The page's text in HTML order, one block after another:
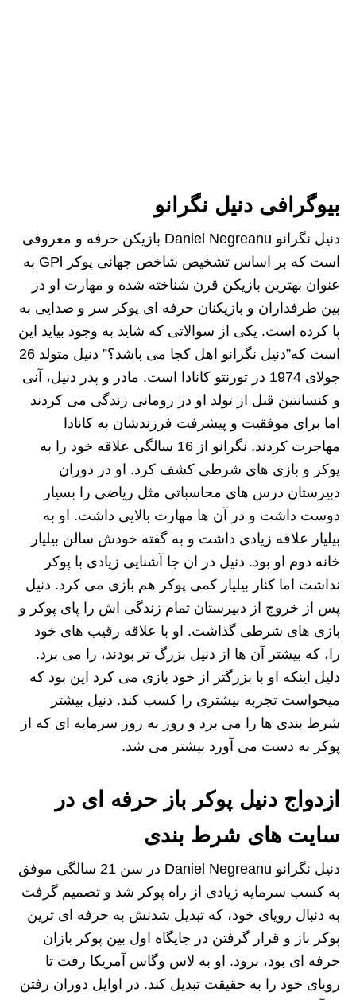
بیوگرافی دنیل نگرانو
دنیل نگرانو Daniel Negreanu بازیکن حرفه و معروفی
است که بر اساس تشخیص شاخص جهانی پوکر GPl به
عنوان بهترین بازیکن قرن شناخته شده و مهارت او در
بین طرفداران و بازیکنان حرفه ای پوکر سر و صدایی به
پا کرده است. یکی از سوالاتی که شاید به وجود بیاید این
است که”دنیل نگرانو اهل کجا می باشد؟” دنیل متولد 26
جولای 1974 در تورنتو کانادا است. مادر و پدر دنیل، آنی
و کنسانتین قبل از تولد او در رومانی زندگی می کردند
اما برای موفقیت و پیشرفت فرزندشان به کانادا
مهاجرت کردند. نگرانو از 16 سالگی علاقه خود را به
پوکر و بازی های شرطی کشف کرد. او در دوران
دبیرستان درس های محاسباتی مثل ریاضی را بسیار
دوست داشت و در آن ها مهارت بالایی داشت. او به
بیلیار علاقه زیادی داشت و به گفته خودش سالن بیلیار
خانه دوم او بود. دنیل در ان جا آشنایی زیادی با پوکر
نداشت اما کنار بیلیار کمی پوکر هم بازی می کرد. دنیل
پس از خروج از دبیرستان تمام زندگی اش را پای پوکر و
بازی های شرطی گذاشت. او با علاقه رقیب های خود
را، که بیشتر آن ها از دنیل بزرگ تر بودند، را می برد.
دلیل اینکه او با بزرگتر از خود بازی می کرد این بود که
میخواست تجربه بیشتری را کسب کند. دنیل بیشتر
شرط بندی ها را می برد و روز به روز سرمایه ای که از
پوکر به دست می آورد بیشتر می شد.
ازدواج دنیل پوکر باز حرفه ای در
سایت های شرط بندی
دنیل نگرانو Daniel Negreanu در سن 21 سالگی موفق
به کسب سرمایه زیادی از راه پوکر شد و تصمیم گرفت
به دنبال رویای خود، که تبدیل شدنش به حرفه ای ترین
پوکر باز و قرار گرفتن در جایگاه اول بین پوکر بازان
حرفه ای بود، برود. او به لاس وگاس آمریکا رفت تا
رویای خود را به حقیقت تبدیل کند. در اوایل دوران رفتن